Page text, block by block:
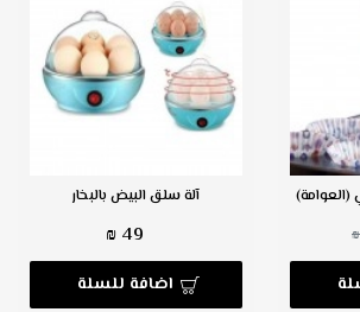
(العوامة) آلة سلق البيض بالبخار
49 ₪
اضافة للسلة